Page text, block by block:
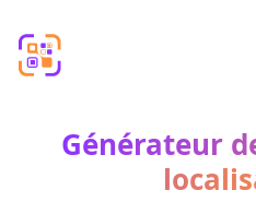
Générateur